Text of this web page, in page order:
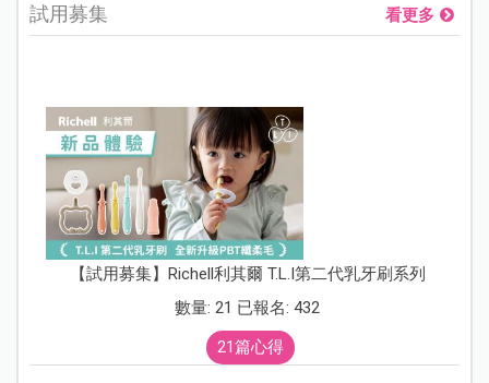
試用募集 看更多
【試用募集】Richell利其爾 T.L.I第二代乳牙刷系列
數量: 21 已報名: 432
21篇心得